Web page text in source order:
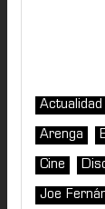
Actualidad
Arenga
Cine
Joe